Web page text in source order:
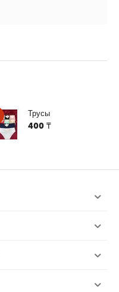
Трусы
400 ₸